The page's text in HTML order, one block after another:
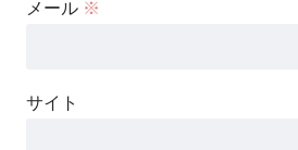
メール ※
サイト